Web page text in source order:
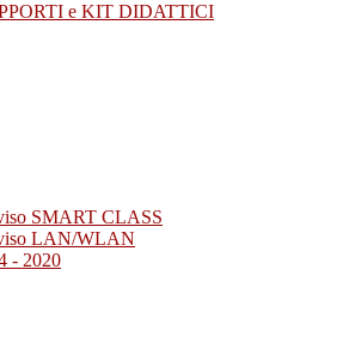
e KIT DIDATTICI
SMART CLASS
LAN/WLAN
- 2020